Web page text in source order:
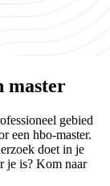
master
gebied
een hbo-master.
doet in je
je is? Kom naar